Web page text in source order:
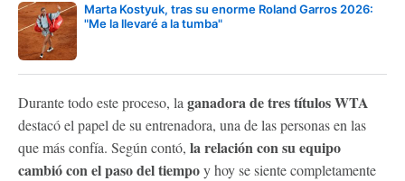
Marta Kostyuk, tras su enorme Roland Garros 2026:
"Me la llevaré a la tumba"
Durante todo este proceso, la ganadora de tres títulos WTA
destacó el papel de su entrenadora, una de las personas en las
que más confía. Según contó, la relación con su equipo
cambió con el paso del tiempoy hoy se siente completamente